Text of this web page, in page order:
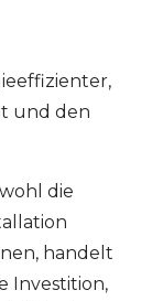
und den
die
handelt
Investition,